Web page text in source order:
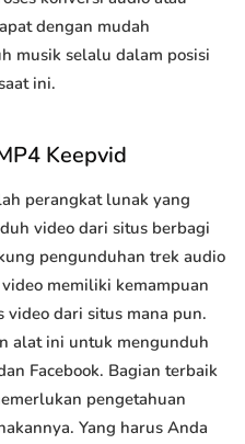
dengan mudah
musik selalu dalam posisi
ini.
Keepvid
perangkat lunak yang
video dari situs berbagi
pengunduhan trek audio
memiliki kemampuan
dari situs mana pun.
alat ini untuk mengunduh
Facebook. Bagian terbaik
pengetahuan
Yang harus Anda